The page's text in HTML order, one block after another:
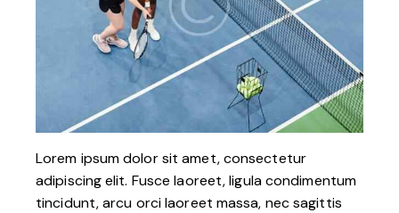
Lorem ipsum dolor sit amet, consectetur
adipiscing elit. Fusce laoreet, ligula condimentum
tincidunt, arcu orci laoreet massa, nec sagittis